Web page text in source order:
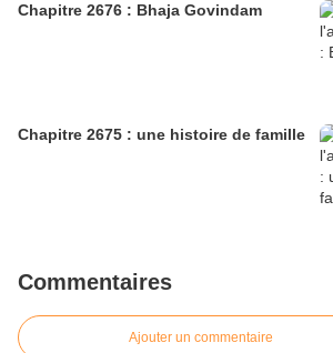
Chapitre 2676 : Bhaja Govindam
Chapitre 2675 : une histoire de famille
Commentaires
Ajouter un commentaire